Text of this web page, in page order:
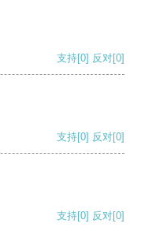
支持[0] 反对[0]
支持[0] 反对[0]
支持[0] 反对[0]